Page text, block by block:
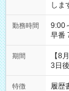
しま
勤務時間
9:00～18:00
早番
と休
「
ね。 ※Wワーク希望の方へ 今ご覧のお仕事で希望する勤務時間
と、
合は
期間
【8
3日
特徴 履歴